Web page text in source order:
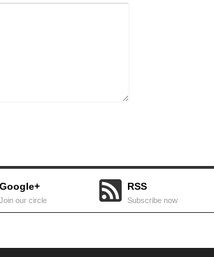
Google+
Join our circle
RSS
Subscribe now